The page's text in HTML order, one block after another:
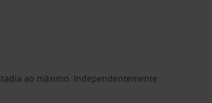
ao máximo. Independentemente